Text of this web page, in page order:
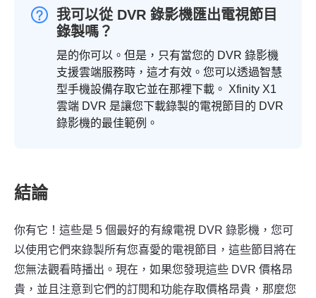
我可以從 DVR 錄影機匯出電視節目
錄製嗎？
是的你可以。但是，只有當您的 DVR 錄影機
支援雲端服務時，這才有效。您可以透過智慧
型手機設備存取它並在那裡下載。 Xfinity X1
雲端 DVR 是讓您下載錄製的電視節目的 DVR
錄影機的最佳範例。
結論
你有它！這些是 5 個最好的有線電視 DVR 錄影機，您可
以使用它們來錄製所有您喜愛的電視節目，這些節目將在
您無法觀看時播出。現在，如果您發現這些 DVR 價格昂
貴，並且注意到它們的訂閱和功能存取價格昂貴，那麼您